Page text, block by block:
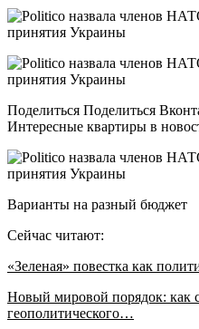
Поделиться Поделиться
Интересные квартиры в
Варианты на разный бюджет
Сейчас читают:
«Зеленая» повестка как
Новый мировой порядок: как
геополитического…